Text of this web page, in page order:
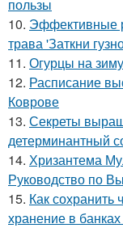
пользы
10. Эффективные
трава 'Заткни
11. Огурцы на
12. Расписание
Коврове
13. Секреты
детерминантный
14. Хризантема
Руководство по
15. Как сохранить
хранение в